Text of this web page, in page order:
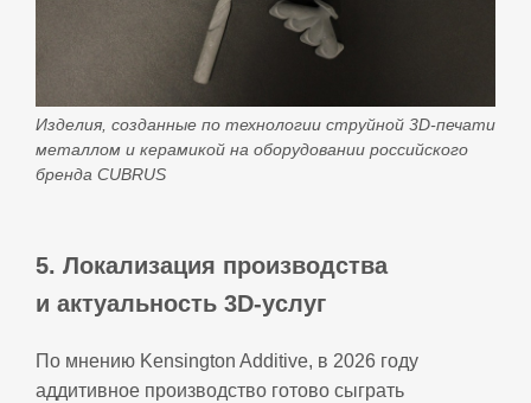
Изделия, созданные по технологии струйной 3D‑печати
металлом и керамикой на оборудовании российского
бренда CUBRUS
5. Локализация производства
и актуальность 3D‑услуг
По мнению Kensington Additive, в 2026 году
аддитивное производство готово сыграть